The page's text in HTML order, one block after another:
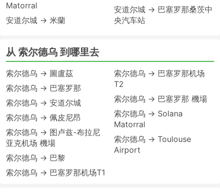
Matorral
安道尔城 → 米蘭
安道尔城 → 巴塞罗那桑茨中
央汽车站
从 索尔德乌 到哪里去
索尔德乌 → 圖盧茲
索尔德乌 → 巴塞罗那
索尔德乌 → 安道尔城
索尔德乌 → 佩皮尼昂
索尔德乌 → 图卢兹-布拉尼
亚克机场 機場
索尔德乌 → 巴黎
索尔德乌 → 巴塞罗那机场T1
索尔德乌 → 巴塞罗那机场
T2
索尔德乌 → 巴塞罗那 機場
索尔德乌 → Solana
Matorral
索尔德乌 → Toulouse
Airport